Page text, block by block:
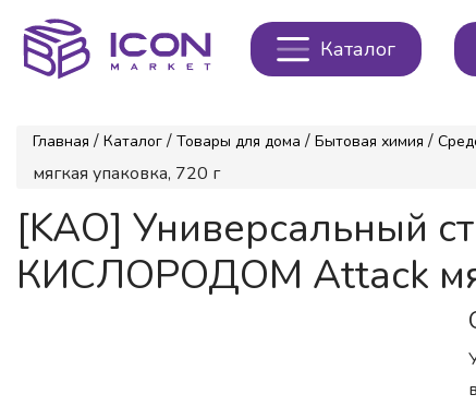
Каталог
Главная / Каталог / Товары для дома / Бытовая химия /
мягкая упаковка, 720 г
[KAO] Универсальный
КИСЛОРОДОМ Attack